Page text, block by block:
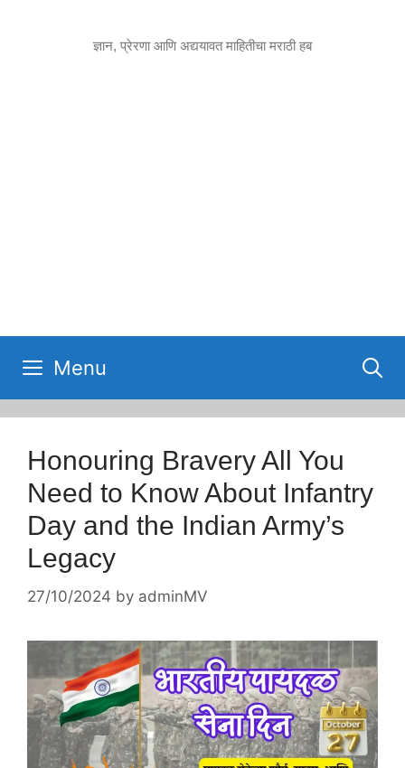
ज्ञान, प्रेरणा आणि अद्ययावत माहितीचा मराठी हब
Menu
Honouring Bravery All You
Need to Know About Infantry
Day and the Indian Army’s
Legacy
27/10/2024 by adminMV